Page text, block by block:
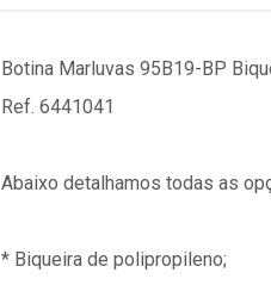
Botina Marluvas 95B19-BP
Ref. 6441041
Abaixo detalhamos todas as
* Biqueira de polipropileno;